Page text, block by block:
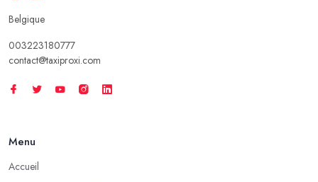
Belgique
003223180777
contact@taxiproxi.com
Menu
Accueil